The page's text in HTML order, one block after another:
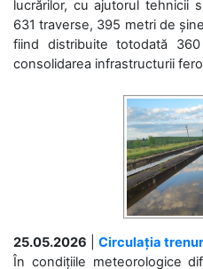
lucrărilor, cu ajutorul tehnicii
631 traverse, 395 metri de
fiind distribuite totodată
consolidarea infrastructurii
25.05.2026
Circulația
În condițiile meteorologice